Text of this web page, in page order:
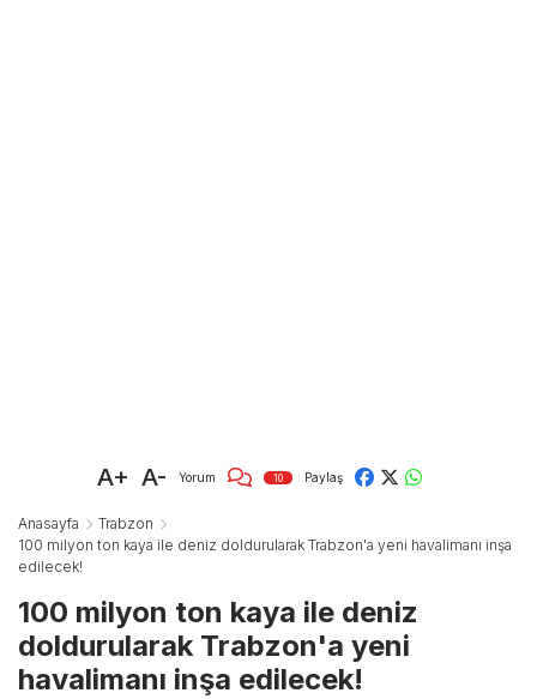
A+ A- Yorum 10 Paylaş
Anasayfa
Trabzon
100 milyon ton kaya ile deniz doldurularak Trabzon'a yeni havalimanı inşa
edilecek!
100 milyon ton kaya ile deniz
doldurularak Trabzon'a yeni
havalimanı inşa edilecek!